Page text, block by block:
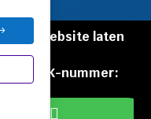
|
Website laten
KVK-nummer:
